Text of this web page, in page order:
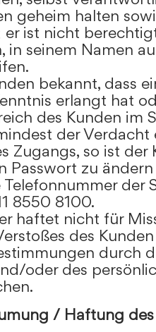
geheim halten
er ist nicht
in seinem Namen
bekannt, dass
erlangt hat
des Kunden im
der Verdacht
Zugangs, so ist
Passwort zu
der
8550 8100.
haftet nicht für
des
durch
oder des
/ Haftung des